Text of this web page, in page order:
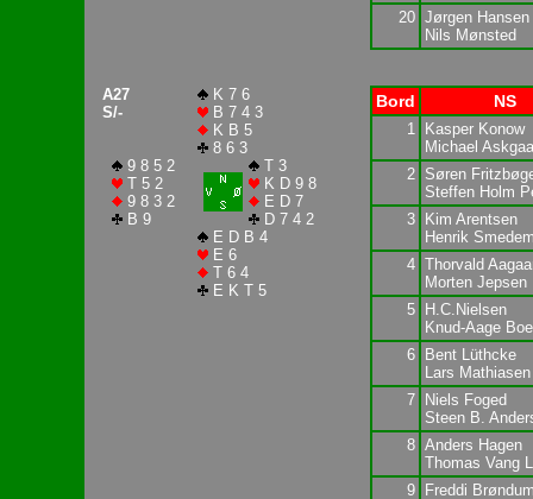
20 Jørgen Hansen
Nils Mønsted
A27
S/-
K 7 6
B 7 4 3
K B 5
8 6 3
9 8 5 2
T 5 2
9 8 3 2
B 9
T 3
K D 9 8
E D 7
D 7 4 2
E D B 4
E 6
T 6 4
E K T 5
Bord NS
1
Kasper Konow
Michael
2
Søren
Steffen Holm
3
Kim Arentsen
Henrik
4 Thorvald
Morten Jepsen
5
H.C.Nielsen
Knud-Aage
6
Bent Lüthcke
Lars Mathiasen
7
Niels Foged
Steen B.
8 Anders Hagen
Thomas Vang
9
Freddi